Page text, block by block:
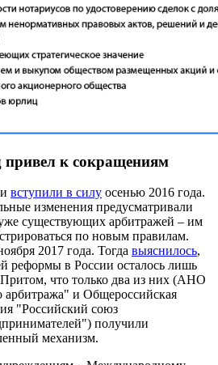
привел к сокращениям
вступили в силу осенью 2016 года.
изменения предусматривали
существующих арбитражей – им
по новым правилам.
2017 года. Тогда выяснилось,
реформы в России осталось лишь
Притом, что только два из них (АНО
арбитража" и Общероссийская
"Российский союз
получили
механизм.